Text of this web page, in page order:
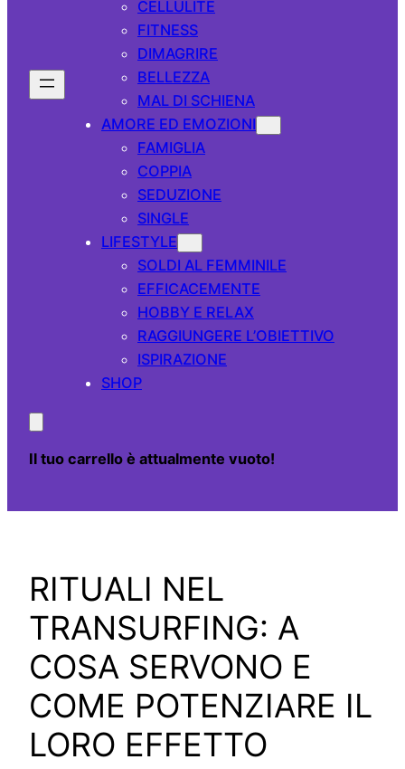
CELLULITE
FITNESS
DIMAGRIRE
BELLEZZA
MAL DI SCHIENA
AMORE ED EMOZIONI
FAMIGLIA
COPPIA
SEDUZIONE
SINGLE
LIFESTYLE
SOLDI AL FEMMINILE
EFFICACEMENTE
HOBBY E RELAX
RAGGIUNGERE L’OBIETTIVO
ISPIRAZIONE
SHOP
Il tuo carrello è attualmente vuoto!
RITUALI NEL
TRANSURFING: A
COSA SERVONO E
COME POTENZIARE IL
LORO EFFETTO